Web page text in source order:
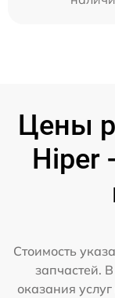
Цены
Hiper
Стоимость
запчастей.
оказания